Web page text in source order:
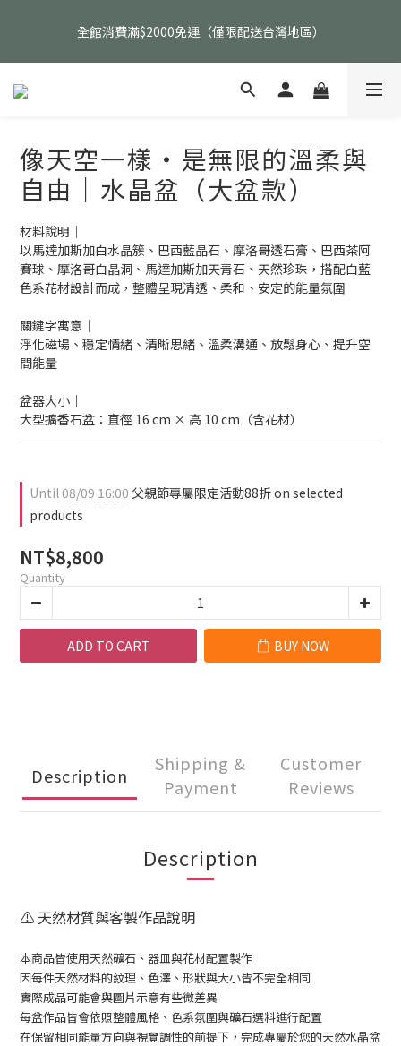
品除外）
全館消費滿$2000免運（僅限配送台灣地區）
父親節活動｜指定品項任選兩件88折（礦標｜高品水晶｜客製化商
像天空一樣・是無限的溫柔與
自由｜水晶盆（大盆款）
材料說明｜
以馬達加斯加白水晶簇、巴西藍晶石、摩洛哥透石膏、巴西茶阿
賽球、摩洛哥白晶洞、馬達加斯加天青石、天然珍珠，搭配白藍
色系花材設計而成，整體呈現清透、柔和、安定的能量氛圍
關鍵字寓意｜
淨化磁場、穩定情緒、清晰思緒、溫柔溝通、放鬆身心、提升空
間能量
盆器大小｜
大型擴香石盆：直徑 16 cm × 高 10 cm（含花材）
Until08/09 16:00 父親節專屬限定活動88折 on selected
products
NT$8,800
Quantity
ADD TO CART BUY NOW
Description
Shipping &
Payment
Customer
Reviews
Description
⚠️ 天然材質與客製作品說明
本商品皆使用天然礦石、器皿與花材配置製作
因每件天然材料的紋理、色澤、形狀與大小皆不完全相同
實際成品可能會與圖片示意有些微差異
每盆作品皆會依照整體風格、色系氛圍與礦石選料進行配置
在保留相同能量方向與視覺調性的前提下， 完成專屬於您的天然水晶盆